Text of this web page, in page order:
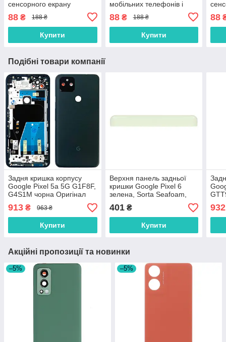
сенсорного екрану
(модуля) 15 мл
88 ₴ 188 ₴
Купити
мобільних телефонів і
88₴ 188 ₴
Купити
88
Подібні товари компанії
Задня кришка корпусу
Google Pixel 5a 5G G1F8F,
G4S1M чорна Оригінал
913 ₴ 963 ₴
Купити
Верхня панель задньої
кришки Google Pixel 6
зелена, Sorta Seafoam,
оригінал PRC
401₴
Купити
932
Акційні пропозиції та новинки
–5% –5%